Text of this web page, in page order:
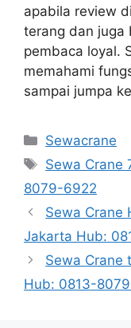
apabila review
terang dan juga
pembaca loyal.
memahami
sampai jumpa
Categories
Sewacrane
Tags
Sewa Crane
8079-6922
Sewa Crane
Jakarta Hub:
Sewa Crane
Hub: 0813-